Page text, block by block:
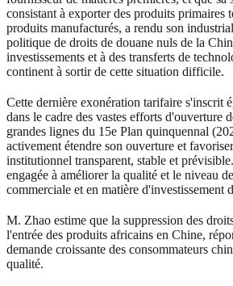
consistant à exporter des produits primaires
produits manufacturés, a rendu son
politique de droits de douane nuls de la
investissements et à des transferts de
continent à sortir de cette situation difficile.
Cette dernière exonération tarifaire s'inscrit
dans le cadre des vastes efforts d'ouverture
grandes lignes du 15e Plan quinquennal
activement étendre son ouverture et
institutionnel transparent, stable et
engagée à améliorer la qualité et le niveau
commerciale et en matière d'investissement
M. Zhao estime que la suppression des
l'entrée des produits africains en Chine,
demande croissante des consommateurs
qualité.